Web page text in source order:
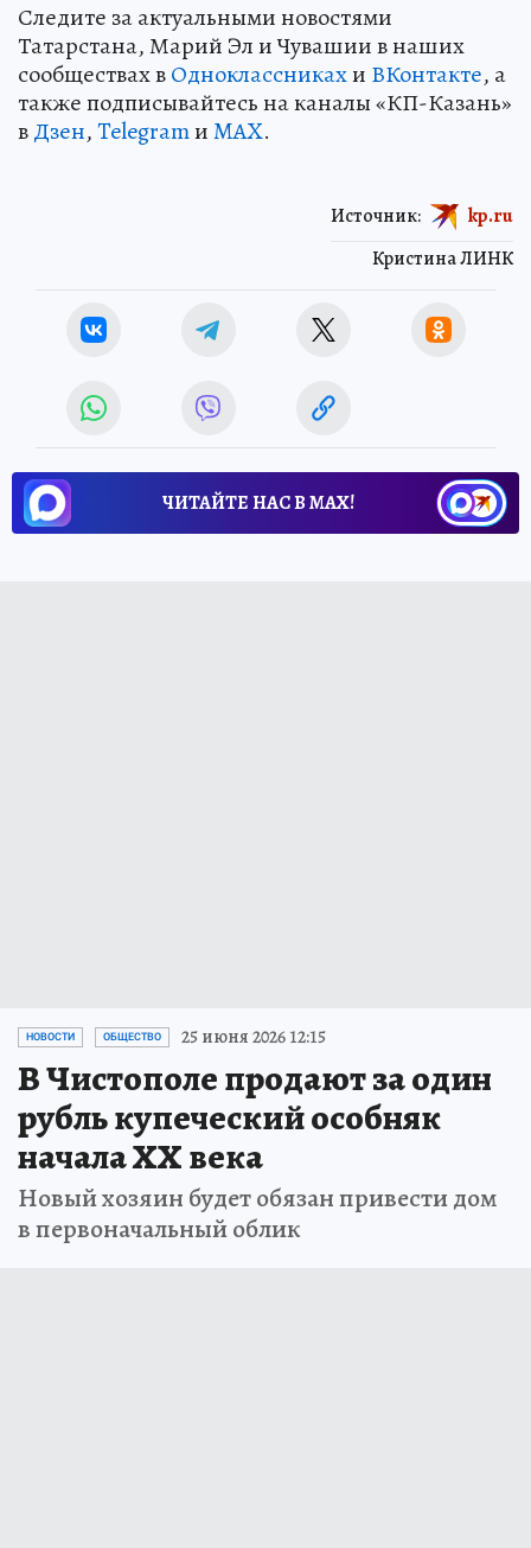
Следите за актуальными новостями
Татарстана, Марий Эл и Чувашии в наших
сообществах вОдноклассникахи ВКонтакте, а
также подписывайтесь на каналы «КП-Казань»
вДзен,TelegramиMAX.
Кристина ЛИНК
Источник: kp.ru
ЧИТАЙТЕ НАС В МАХ!
НОВОСТИ ОБЩЕСТВО 25 июня 2026 12:15
В Чистополе продают за один
рубль купеческий особняк
начала XX века
Новый хозяин будет обязан привести дом
в первоначальный облик